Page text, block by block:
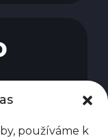
používáme k